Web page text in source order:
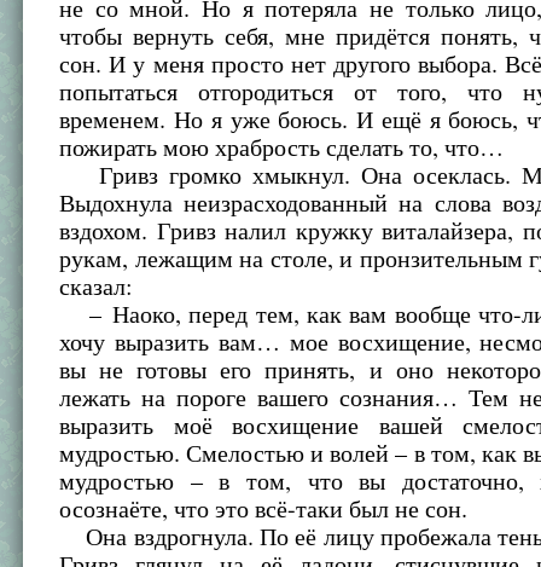
не со мной. Но я потеряла не только
чтобы вернуть себя, мне придётся понять,
сон. И у меня просто нет другого выбора.
попытаться отгородиться от того, что
временем. Но я уже боюсь. И ещё я боюсь,
пожирать мою храбрость сделать то, что…
Гривз громко хмыкнул. Она осеклась.
Выдохнула неизрасходованный на слова
вздохом. Гривз налил кружку виталайзера,
рукам, лежащим на столе, и пронзительным
сказал:
– Наоко, перед тем, как вам вообще что-
хочу выразить вам… мое восхищение,
вы не готовы его принять, и оно
лежать на пороге вашего сознания… Тем
выразить моё восхищение вашей
мудростью. Смелостью и волей – в том, как
мудростью – в том, что вы достаточно,
осознаёте, что это всё-таки был не сон.
Она вздрогнула. По её лицу пробежала